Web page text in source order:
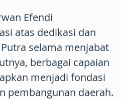
Efendi
atas dedikasi dan
selama menjabat
berbagai capaian
menjadi fondasi
pembangunan daerah.